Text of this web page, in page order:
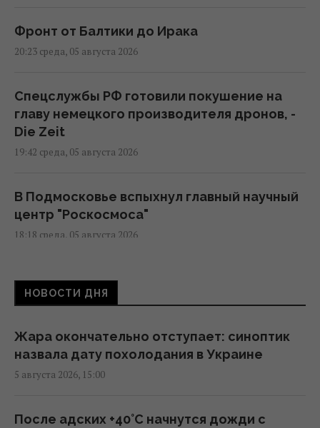
Фронт от Балтики до Ирака
20:23 среда, 05 августа 2026
Спецслужбы РФ готовили покушение на
главу немецкого производителя дронов, -
Die Zeit
19:42 среда, 05 августа 2026
В Подмосковье вспыхнул главный научный
центр "Роскосмоса"
18:18 среда, 05 августа 2026
В Сеуту могли прибыть подозреваемые в
джихадизме: в МВД Испании это отрицают
США готовят новую ядерную стратегию на
случай войны с Россией или Китаем, - NBC
16:23 среда, 05 августа 2026
НОВОСТИ ДНЯ
Жара окончательно отступает: синоптик
назвала дату похолодания в Украине
5 августа 2026, 15:00
После адских +40°C начнутся дожди с